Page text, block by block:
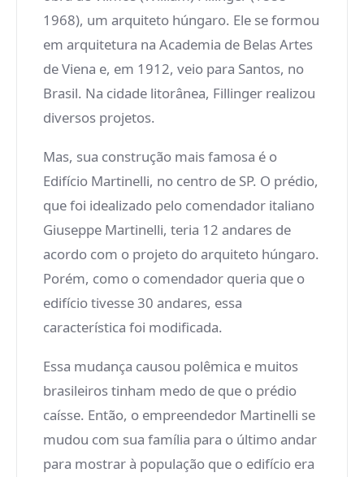
1968), um arquiteto húngaro. Ele se formou
em arquitetura na Academia de Belas Artes
de Viena e, em 1912, veio para Santos, no
Brasil. Na cidade litorânea, Fillinger realizou
diversos projetos.
Mas, sua construção mais famosa é o
Edifício Martinelli, no centro de SP. O prédio,
que foi idealizado pelo comendador italiano
Giuseppe Martinelli, teria 12 andares de
acordo com o projeto do arquiteto húngaro.
Porém, como o comendador queria que o
edifício tivesse 30 andares, essa
característica foi modificada.
Essa mudança causou polêmica e muitos
brasileiros tinham medo de que o prédio
caísse. Então, o empreendedor Martinelli se
mudou com sua família para o último andar
para mostrar à população que o edifício era